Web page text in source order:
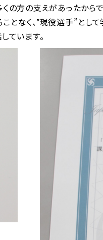
方の支えがあったからで
なく、‟現役選手”とし
ています。